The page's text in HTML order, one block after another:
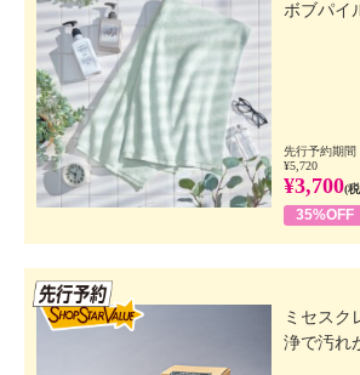
ボブパイ
先行予約期
¥5,720
¥3,700(
35%OFF
ミセスク
浄で汚れ